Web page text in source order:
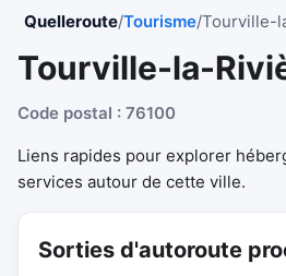
Quelleroute/Tourisme/Tourville-
Tourville-la-
Code postal : 76100
Liens rapides pour explorer
services autour de cette ville.
Sorties d'autoroute